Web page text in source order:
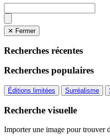
✕ Fermer
Recherches récentes
Recherches populaires
Éditions limitées Surréalisme
Recherche visuelle
Importer une image pour trouver